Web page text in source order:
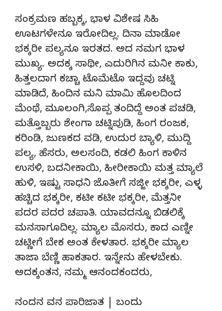
ಸಂಕ್ರಮಣ ಹಬ್ಬಕ್ಕ, ಭಾಳ ವಿಶೇಷ ಸಿಹಿ
ಊಟಗಳೇನೂ ಇರೋದಿಲ್ಲ. ದಿನಾ ಮಾಡೋ
ಭಕ್ಕರೀ ಪಲ್ಯನೂ ಇರತದ. ಅದ ನಮಗ ಭಾಳ
ಮುಖ್ಯ. ಅದಕ್ಕ ಸಾಥೀ, ಎದುರಿಗಿನ ಮನೀ ಕಾಕು,
ಹಿತ್ತಲದಾಗ ಕಚ್ಚಾ ಟೊಮೆಟೊ ಇದ್ದವು ಚಟ್ನಿ
ಮಾಡಿದೆ, ಹಿಂದಿನ ಮನಿ ಮಾಮಿ ಹೊಲದಿಂದ
ಮೆಂಥೆ, ಮೂಲಂಗಿ,ಸೊಪ್ಪ ತಂದಿದ್ದೆ ಅಂತ ಪಚಡಿ,
ಮತ್ತೊಬ್ಬರು ಶೇಂಗಾ ಚಟ್ನಿಪುಡಿ, ಹಿಂಗ ರಂಜಕ,
ಕರಿಂಡಿ, ಜುಣಕದ ವಡಿ, ಉದುರ ಬ್ಯಾಳಿ, ಮುದ್ದಿ
ಪಲ್ಯ, ಹೆಸರು, ಅಲಸಂದಿ, ಕಡಲಿ ಹಿಂಗ ಕಾಳಿನ
ಉಸಳಿ, ಬದನೀಕಾಯಿ, ಹೀರೀಕಾಯಿ ಮತ್ತ ಮ್ಯಾಲೆ
ಹುಳಿ, ಇಷ್ಟು ಸಾಧನಿ ಜೊತೀಗೆ ಸಜ್ಜೀ ಭಕ್ಕರೀ, ಎಳ್ಳ
ಹಚ್ಚಿದ ಭಕ್ಕರೀ, ಕಟೀ ಕಟೀ ಭಕ್ಕರೀ, ಮೆತ್ತನೀ
ಪದರ ಪದರ ಚಪಾತಿ. ಯಾವದನ್ನೂ ಬಿಡಲಿಕ್ಕೆ
ಮನಸಾಗೂದಿಲ್ಲ. ಮ್ಯಾಲ ಮೊಸರು, ಕಾದ ಎಣ್ನೀ
ಚಟ್ಣೀಗೆ ಬೇಕ ಅಂತ ಕೇಳತಾರ. ಭಕ್ಕರೀ ಮ್ಯಾಲ
ತಾಜಾ ಬೆಣ್ಣಿ ಹಾಕತಾರ. ಇನ್ನೇನು ಹೇಳಬೇಕು.
ಅದಕ್ಕಂತನ, ನಮ್ಮ ಆನಂದಕಂದರು,
ನಂದನ ವನ ಪಾರಿಜಾತ | ಬಂದು